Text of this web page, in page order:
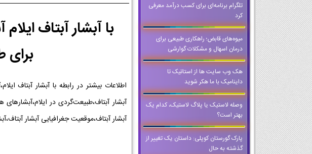
تلگرام برنامه‌ای برای کسب درآمد معرفی
کرد
میوه‌های قابض؛ راهکاری طبیعی برای
درمان اسهال و مشکلات گوارشی
هک وب سایت ها از استاتیک تا
داینامیک با ما هکر شوید
وصله لاستیک یا پلاگ لاستیک، کدام یک
بهتر است؟
پارک گورستان کوپلی: داستان یک تغییر از
گذشته به حال
با آبشار آبتاف
برای
اطلاعات بیشتر در رابطه با آبشار آبتاف
آبشار آبتاف،طبیعت‌گردی در ایلام،آبشارهای
آبشار آبتاف،موقعیت جغرافیایی آبشار